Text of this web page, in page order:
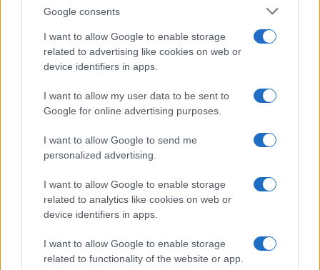
Google consents
I want to allow Google to enable storage
related to advertising like cookies on web or
device identifiers in apps.
I want to allow my user data to be sent to
Google for online advertising purposes.
I want to allow Google to send me
personalized advertising.
I want to allow Google to enable storage
related to analytics like cookies on web or
device identifiers in apps.
I want to allow Google to enable storage
related to functionality of the website or app.
brevissimo tempo ai massimi vertici dell’interesse
popolare.
Ma ripetendo una battuta finale del magnifico film
Il caso Thomas Crawford, quando è finita è
veramente finita. Pertanto, ci permettiamo di
consigliare alla dottoressa Viola di ritornare nei
e ancor più micidiale virus con cui riprendere la
sua meritoria opera di terrorismo di massa.
Claudio Romiti, 19 luglio 2023